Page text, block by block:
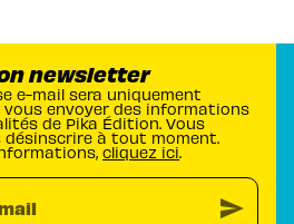
newsletter
e-mail sera uniquement
envoyer des informations
de Pika Édition. Vous
désinscrire à tout moment.
cliquez ici.
send